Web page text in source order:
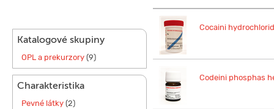
Katalogové skupiny
OPL a prekurzory (9)
Charakteristika
Pevné látky (2)
Cocaini
Codeini phosphas